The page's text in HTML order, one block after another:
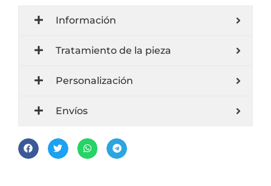
Información
Tratamiento de la pieza
Personalización
Envíos